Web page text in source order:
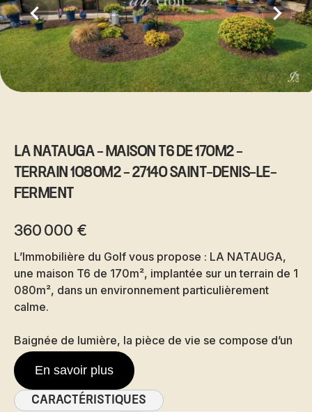
LA NATAUGA - Maison T6 de 170m2 -
Terrain 1080m2 - 27140 Saint-Denis-Le-
Ferment
360 000 €
L’Immobilière du Golf vous propose : LA NATAUGA,
une maison T6 de 170m², implantée sur un terrain de 1
080m², dans un environnement particulièrement
calme.
Baignée de lumière, la pièce de vie se compose d’un
vaste salon-séjour de plus de 45m², dévoilant de
beaux volumes et une atmosphère chaleureuse
ouverte sur la cuisine.
En savoir plus
Caractéristiques